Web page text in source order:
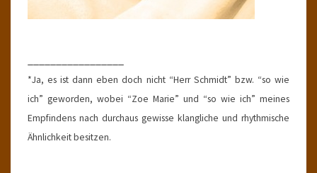
*Ja, es ist dann eben doch nicht “Herr Schmidt” bzw. “so wie
ich” geworden, wobei “Zoe Marie” und “so wie ich” meines
Empfindens nach durchaus gewisse klangliche und rhythmische
Ähnlichkeit besitzen.